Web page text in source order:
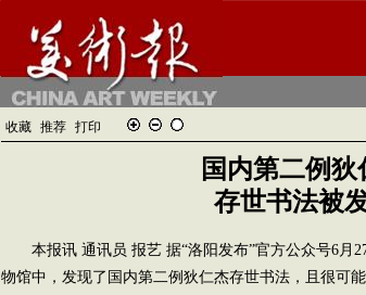
收藏 推荐 打印
国内第二例狄
存世书法被
本报讯 通讯员 报艺 据“洛阳发布”官方公众号6月
物馆中，发现了国内第二例狄仁杰存世书法，且很可